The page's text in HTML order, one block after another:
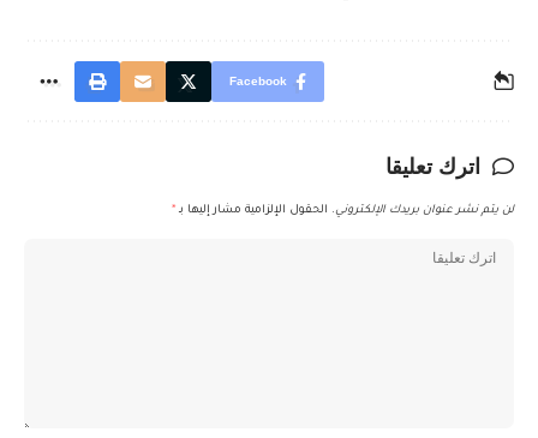
Facebook
اترك تعليقا
لن يتم نشر عنوان بريدك الإلكتروني. الحقول الإلزامية مشار إليها بـ *